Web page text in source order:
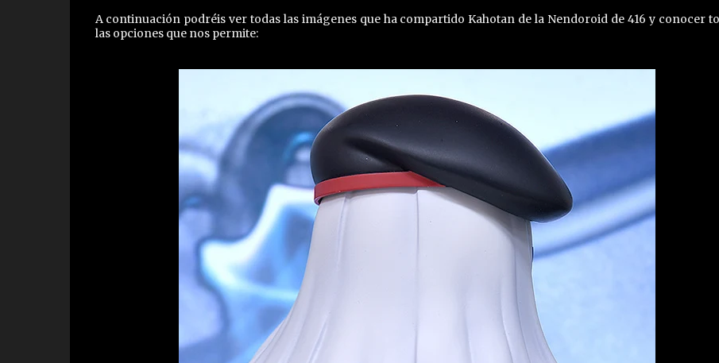
A continuación podréis ver todas las imágenes que ha compartido Kahotan de la Nendoroid de 416 y conocer
las opciones que nos permite: